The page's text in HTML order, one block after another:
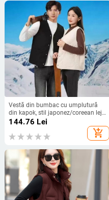
Vestă din bumbac cu umplutură
din kapok, stil japonez/coreean lejer,
croială lejeră, lungime 50–65 cm
144.76 Lei
add_shopping_cart